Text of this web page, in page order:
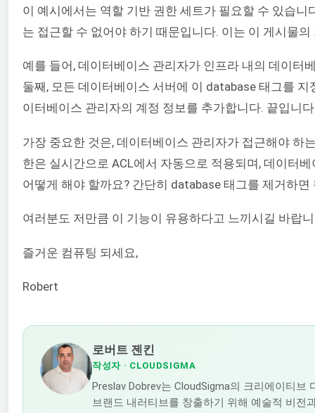
이 예시에서는 역할 기반 권한 세트가 필요할 수 있습
는 접근할 수 없어야 하기 때문입니다. 이는 이 게시물
예를 들어, 데이터베이스 관리자가 인프라 내의 데이터
둘째, 모든 데이터베이스 서버에 이 database 태그를
이터베이스 관리자의 계정 정보를 추가합니다. 끝입니
가장 중요한 것은, 데이터베이스 관리자가 접근해야 하
한은 실시간으로 ACL에서 자동으로 적용되며, 데이터
어떻게 해야 할까요? 간단히 database 태그를 제거하면
여러분도 저만큼 이 기능이 유용하다고 느끼시길 바랍
즐거운 컴퓨팅 되세요,
Robert
로버트 젠킨
작성자· CLOUDSIGMA
Preslav Dobrev는 CloudSigma의 크리에이티
브랜드 내러티브를 창출하기 위해 예술적 비전